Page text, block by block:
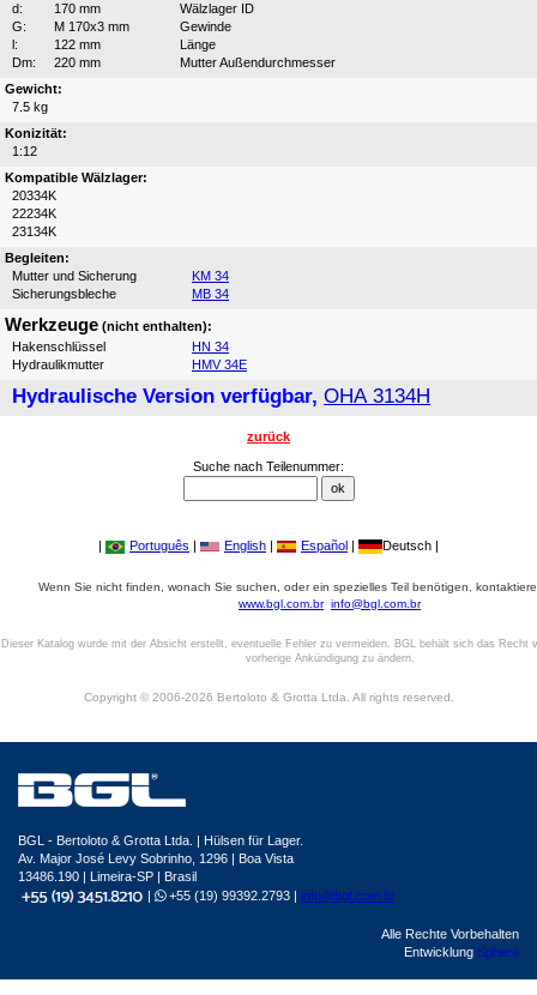
d:
170 mm
Wälzlager ID
G:
M 170x3 mm
Gewinde
l:
122 mm
Länge
Dm:
220 mm
Mutter Außendurchmesser
Gewicht:
7.5 kg
Konizität:
1:12
Kompatible Wälzlager:
20334K
22234K
23134K
Begleiten:
Mutter und Sicherung
KM 34
Sicherungsbleche
MB 34
Werkzeuge (nicht enthalten):
Hakenschlüssel
HN 34
Hydraulikmutter
HMV 34E
Hydraulische Version verfügbar, OHA 3134H
zurück
Suche nach Teilenummer:
| Português | English | Español | Deutsch |
Wenn Sie nicht finden, wonach Sie suchen, oder ein spezielles Teil benötigen,
www.bgl.com.br info@bgl.com.br
Dieser Katalog wurde mit der Absicht erstellt, eventuelle Fehler zu vermeiden. BGL behält sich das Recht
vorherige Ankündigung zu ändern.
Copyright © 2006-2026 Bertoloto & Grotta Ltda. All rights reserved.
BGL - Bertoloto & Grotta Ltda. | Hülsen für Lager.
Av. Major José Levy Sobrinho, 1296 | Boa Vista
13486.190 | Limeira-SP | Brasil
|
+55 (19) 99392.2793 | info@bgl.com.br
Alle Rechte Vorbehalten
Entwicklung Sphera